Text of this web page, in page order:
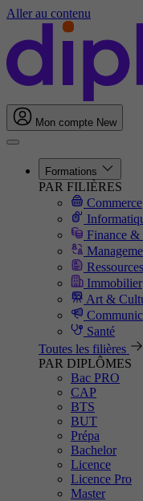
Aller au contenu
Mon compte New
Formations
PAR FILIÈRES
Commerce
Finance &
Immobilier
Art &
Santé
Toutes les filières
PAR DIPLÔMES
Bac PRO
CAP
BTS
BUT
Prépa
Bachelor
Licence
Licence Pro
Master